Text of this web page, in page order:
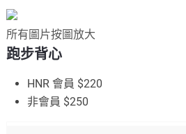
所有圖片按圖放大
跑步背心
HNR 會員 $220
非會員 $250